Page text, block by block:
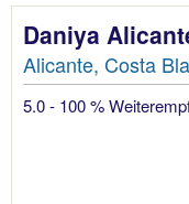
Daniya
Alicante, Costa
5.0 - 100 %